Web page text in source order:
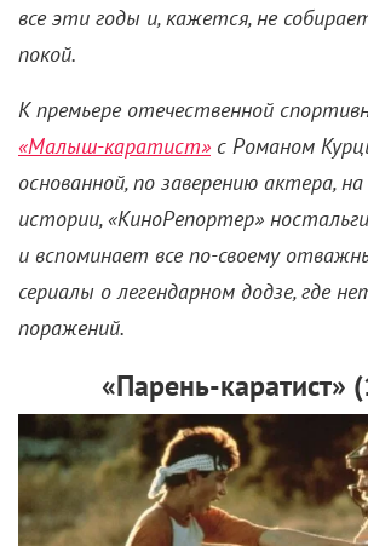
К премьере отечественной
«Малыш-каратист»
истории, «КиноРепортер»
и вспоминает все по-своему
сериалы о легендарном додзе, где
поражений.
«Парень-каратист»